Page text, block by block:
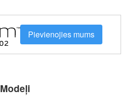
Pievienojies mums
Modeļi